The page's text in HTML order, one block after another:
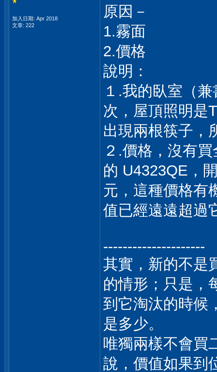
加入日期: Apr 2018
文章: 222
原因－
1.霧面
2.價格
說明：
１.我的臥室（
次，屋頂照明是
出現兩根筷子，
２.價格，沒有
的 U4323QE，
元，這種價格有
值已經遠遠超過
---------------------
其實，新的不是
的情形；只是，
到它淘汰的時候
是多少。
唯獨兩樣不會買
說，價值如果到